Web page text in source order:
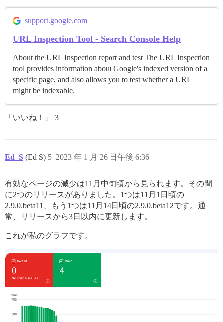
support.google.com
URL Inspection Tool - Search Console Help
About the URL Inspection report and test The URL Inspection
tool provides information about Google's indexed version of a
specific page, and also allows you to test whether a URL
might be indexable.
「いいね！」 3
Ed_S (Ed S) 2023 年 1 月 26 日午後 6:36
5
有効なページの減少は11月中旬頃から見られます。その間
に2つのリリースがありました。1つは11月1日頃の
2.9.0.beta11、もう1つは11月14日頃の2.9.0.beta12です。通
常、リリースから3日以内に更新します。
これが私のグラフです。